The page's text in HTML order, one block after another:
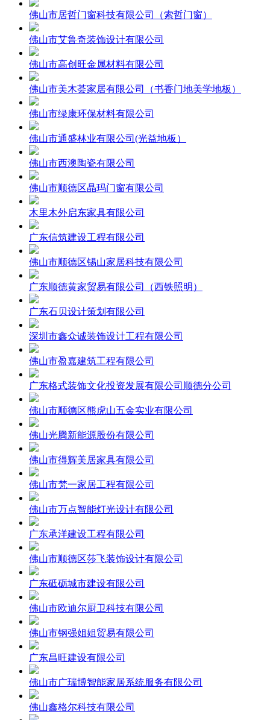
佛山市居哲门窗科技有限公司（索哲门窗）
佛山市艾鲁奇装饰设计有限公司
佛山市高创旺金属材料有限公司
佛山市美木荟家居有限公司（书香门地美学地板）
佛山市绿康环保材料有限公司
佛山市通盛林业有限公司(光益地板）
佛山市西澳陶瓷有限公司
佛山市顺德区晶玛门窗有限公司
木里木外启东家具有限公司
广东信筑建设工程有限公司
佛山市顺德区锡山家居科技有限公司
广东顺德黄家贸易有限公司（西铁照明）
广东石贝设计策划有限公司
深圳市鑫众诚装饰设计工程有限公司
佛山市盈嘉建筑工程有限公司
广东格式装饰文化投资发展有限公司顺德分公司
佛山市顺德区熊虎山五金实业有限公司
佛山光腾新能源股份有限公司
佛山市得辉美居家具有限公司
佛山市梵一家居工程有限公司
佛山市万点智能灯光设计有限公司
广东承洋建设工程有限公司
佛山市顺德区莎飞装饰设计有限公司
广东砥砺城市建设有限公司
佛山市欧迪尔厨卫科技有限公司
佛山市钢强姐姐贸易有限公司
广东昌旺建设有限公司
佛山市广瑞博智能家居系统服务有限公司
佛山鑫格尔科技有限公司